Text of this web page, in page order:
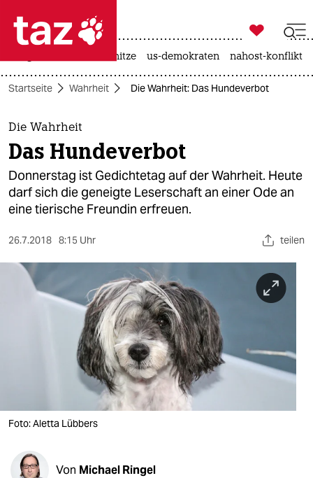
 taz zahl ich
taz zahl ich
themen
politik
öko
sport
verlag
veranstaltungen

taz zahl ich
hitze us-demokraten nahost-konflikt
Startseite Wahrheit Die Wahrheit: Das Hundeverbot
Die Wahrheit
Das Hundeverbot
Donnerstag ist Gedichtetag auf der Wahrheit. Heute
darf sich die geneigte Leserschaft an einer Ode an
eine tierische Freundin erfreuen.
26.7.2018 8:15 Uhr teilen
Foto: Aletta Lübbers
Von Michael Ringel